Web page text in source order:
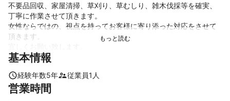
不要品回収、家屋清掃、草刈り、草むしり、雑木伐採等を確実、
丁寧に作業させて頂きます。
女性ならではの、視点を持ってお客様に寄り添った対応をさせて
頂きます。
アピールポイント
女性ならではの視点を持ってお客様に寄り添った対応をさせて頂
きます。
基本情報
経験年数5年 従業員1 人
営業時間